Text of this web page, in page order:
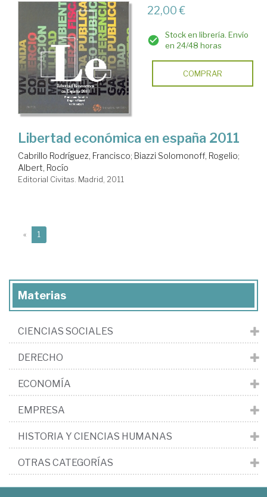
22,00 €
Stock en librería. Envío
en 24/48 horas
COMPRAR
Libertad económica en españa 2011
Cabrillo Rodríguez, Francisco; Biazzi Solomonoff, Rogelio;
Albert, Rocío
Editorial Civitas. Madrid, 2011
« 1
Materias
CIENCIAS SOCIALES
DERECHO
ECONOMÍA
EMPRESA
HISTORIA Y CIENCIAS HUMANAS
OTRAS CATEGORÍAS